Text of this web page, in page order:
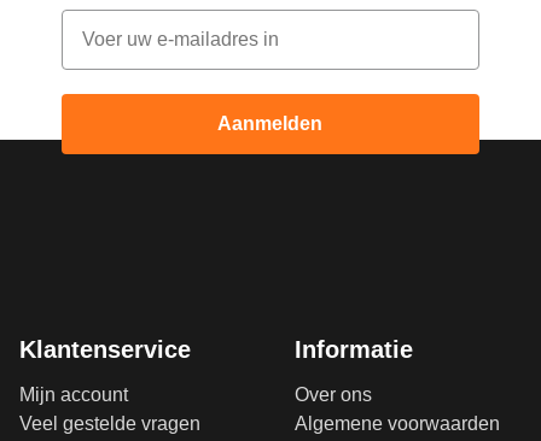
Email
Aanmelden
Klantenservice
Mijn account
Veel gestelde vragen
Informatie
Over ons
Algemene voorwaarden